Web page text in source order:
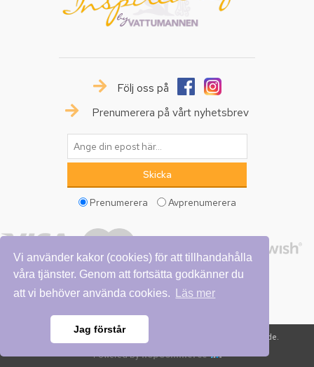
Vi använder kakor (cookies) för att tillhandahålla
våra tjänster. Genom att fortsätta godkänner du
att vi behöver använda cookies.
Läs mer
Jag förstår
Följ oss på
Prenumerera på vårt nyhetsbrev
Prenumerera Avprenumerera
Copyright © 2026 Vattumannen. Alla rättigheter reserverade.
Powered bynopCommerce